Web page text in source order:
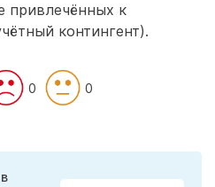
привлечённых к
контингент).
0 0